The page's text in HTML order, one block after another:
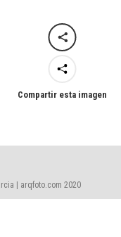
Compartir esta imagen
| arqfoto.com 2020